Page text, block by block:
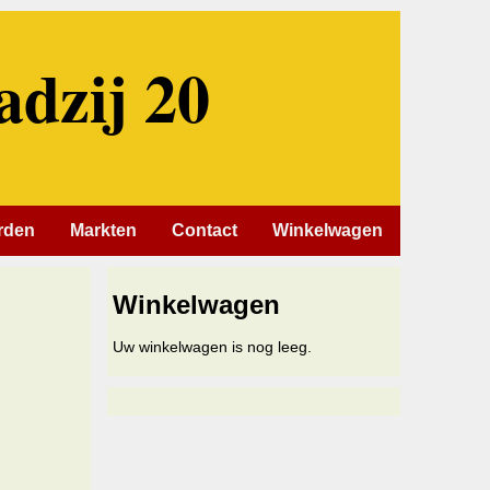
20
Winkelwagen
Contact
Markten
Winkelwagen
Uw winkelwagen is nog leeg.